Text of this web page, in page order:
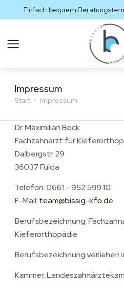
Einfach bequem
Impressum
Sie befinden sich hier:
Start Impressum
Dr. Maximilian Bock
Fachzahnarzt für
Dalbergstr. 29
36037 Fulda
Telefon: 0661 – 952 599 10
E-Mail: team@bissig-kfo.de
Berufsbezeichnung:
Kieferorthopädie
Berufsbezeichnung verliehen
Kammer: